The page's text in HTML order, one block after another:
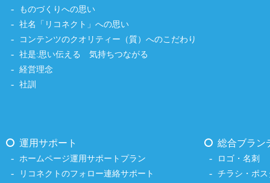
ものづくりへの思い
社名「リコネクト」への思い
コンテンツのクオリティー（質）へのこだわり
社是:思い伝える 気持ちつながる
経営理念
社訓
運用サポート
ホームページ運用サポートプラン
リコネクトのフォロー連絡サポート
総合ブラン
ロゴ・名刺
チラシ・ポ